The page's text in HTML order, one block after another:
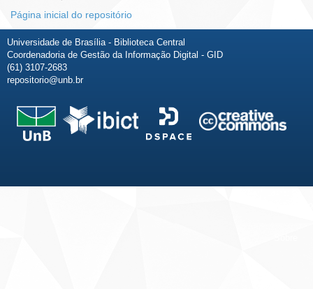
Página inicial do repositório
Universidade de Brasília - Biblioteca Central
Coordenadoria de Gestão da Informação Digital - GID
(61) 3107-2683
repositorio@unb.br